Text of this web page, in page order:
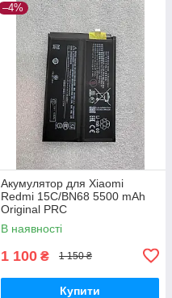
–4%
Акумулятор для Xiaomi
Redmi 15C/BN68 5500 mAh
Original PRC
В наявності
1 100 ₴ 1 150 ₴
Купити